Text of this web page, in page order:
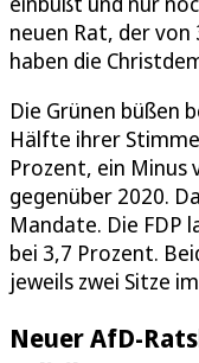
neuen Rat, der
haben die
Die Grünen büßen
Hälfte ihrer
Prozent, ein Minus
gegenüber 2020.
Mandate. Die FDP
bei 3,7 Prozent.
jeweils zwei Sitze
Neuer AfD-